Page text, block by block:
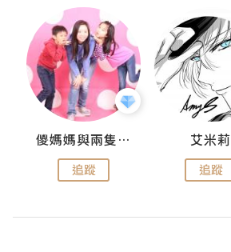
儍媽媽與兩隻小魔怪之家
追蹤
艾米莉
追蹤